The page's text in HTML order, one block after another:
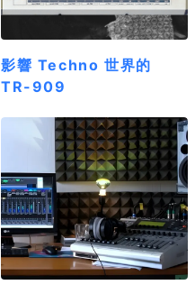
影響 Techno 世界的
TR-909